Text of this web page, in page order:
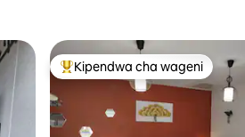
Kipendwa maarufu cha wageni
Kipendwa cha wageni